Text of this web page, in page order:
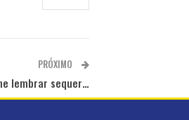
PRÓXIMO
lembrar sequer…